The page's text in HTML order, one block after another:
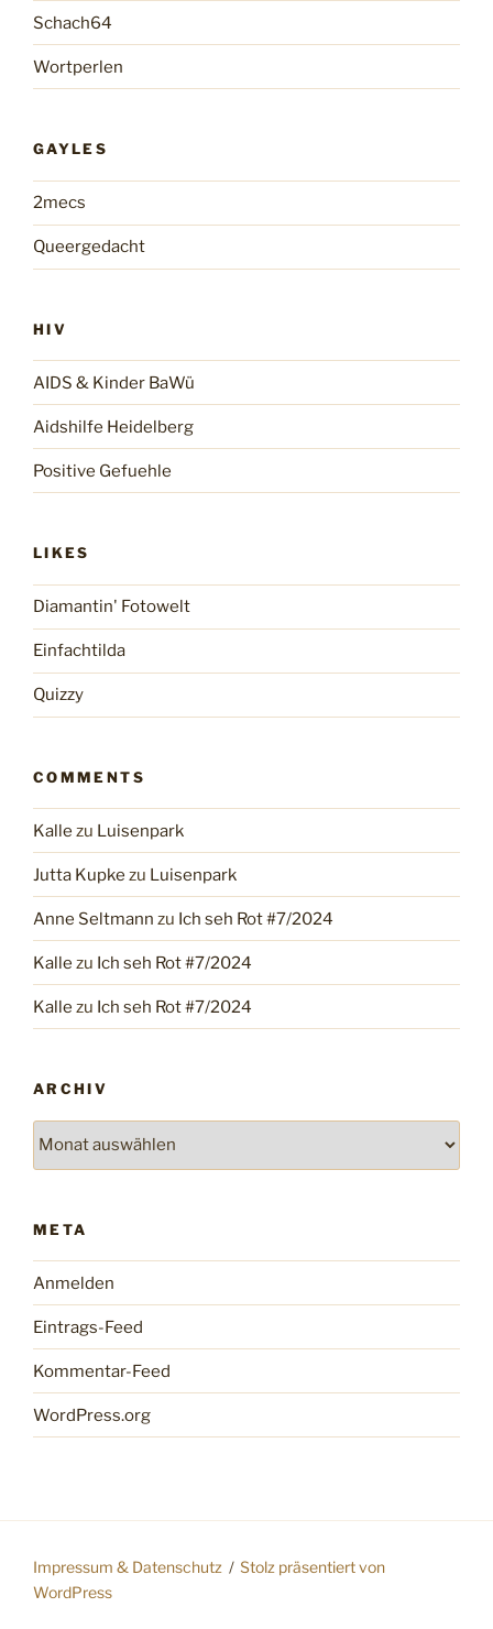
Schach64
Wortperlen
GAYLES
2mecs
Queergedacht
HIV
AIDS & Kinder BaWü
Aidshilfe Heidelberg
Positive Gefuehle
LIKES
Diamantin' Fotowelt
Einfachtilda
Quizzy
COMMENTS
Kalle zu Luisenpark
Jutta Kupke zu Luisenpark
Anne Seltmann zu Ich seh Rot #7/2024
Kalle zu Ich seh Rot #7/2024
Kalle zu Ich seh Rot #7/2024
ARCHIV
Archiv
META
Anmelden
Eintrags-Feed
Kommentar-Feed
WordPress.org
Impressum & Datenschutz
Stolz präsentiert von
WordPress